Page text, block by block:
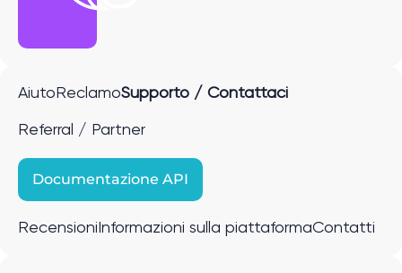
Aiuto ReclamoSupporto / Contattaci
Referral / Partner
Documentazione API
Recensioni Informazioni sulla piattaformaContatti